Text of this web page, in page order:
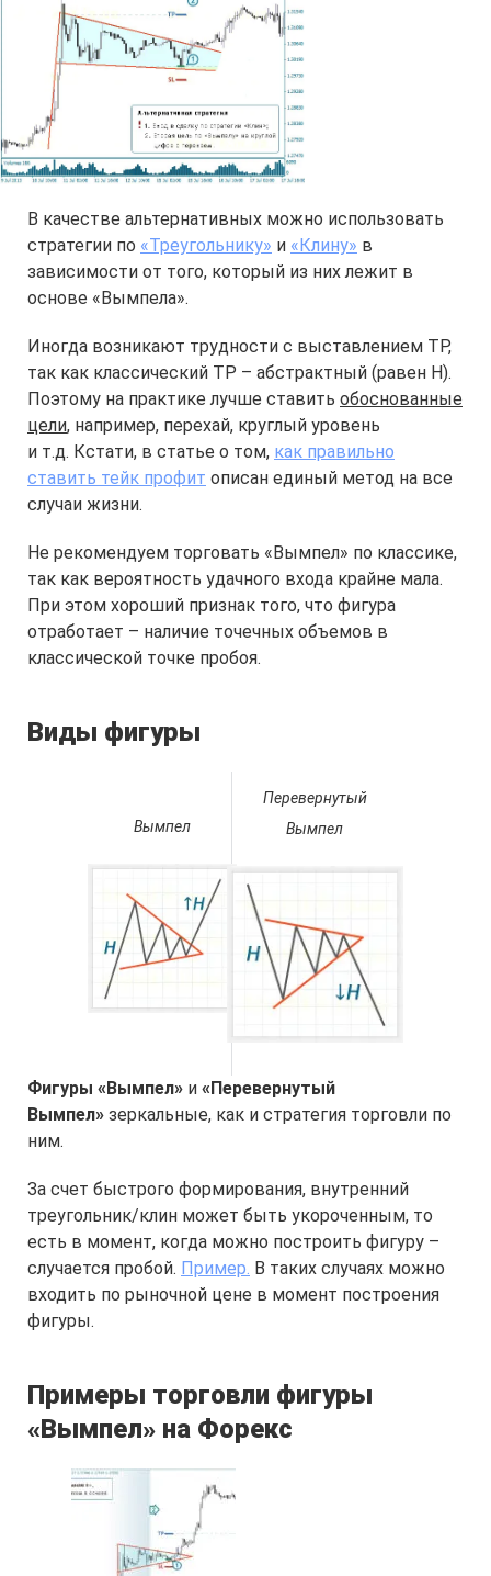
В качестве альтернативных можно использовать
стратегии по «Треугольнику» и «Клину» в
зависимости от того, который из них лежит в
основе «Вымпела».
Иногда возникают трудности с выставлением TP,
так как классический TP – абстрактный (равен H).
Поэтому на практике лучше ставить обоснованные
цели, например, перехай, круглый уровень
и т.д. Кстати, в статье о том, как правильно
ставить тейк профит описан единый метод на все
случаи жизни.
Не рекомендуем торговать «Вымпел» по классике,
так как вероятность удачного входа крайне мала.
При этом хороший признак того, что фигура
отработает – наличие точечных объемов в
классической точке пробоя.
Виды фигуры
Вымпел
Перевернутый
Вымпел
Фигуры «Вымпел» и «Перевернутый
Вымпел» зеркальные, как и стратегия торговли по
ним.
За счет быстрого формирования, внутренний
треугольник/клин может быть укороченным, то
есть в момент, когда можно построить фигуру –
случается пробой. Пример. В таких случаях можно
входить по рыночной цене в момент построения
фигуры.
Примеры торговли фигуры
«Вымпел» на Форекс